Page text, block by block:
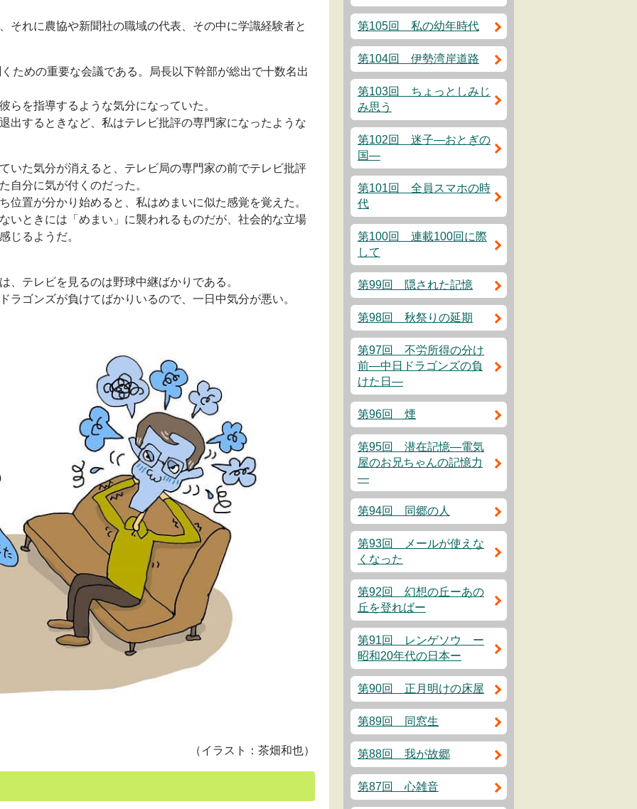
それに農協や新聞社の職域の代表、その中に学識経験者と
ための重要な会議である。局長以下幹部が総出で十数名出
らを指導するような気分になっていた。
出するときなど、私はテレビ批評の専門家になったような
いた気分が消えると、テレビ局の専門家の前でテレビ批評
自分に気が付くのだった。
位置が分かり始めると、私はめまいに似た感覚を覚えた。
いときには「めまい」に襲われるものだが、社会的な立場
じるようだ。
、テレビを見るのは野球中継ばかりである。
ラゴンズが負けてばかりいるので、一日中気分が悪い。
（イラスト：茶畑和也）
第105回 私の幼年時代
第104回 伊勢湾岸道路
第103回 ちょっとしみじ
み思う
第102回 迷子―おとぎの
国―
第101回 全員スマホの時
代
第100回 連載100回に際
して
第99回 隠された記憶
第98回 秋祭りの延期
第97回 不労所得の分け
前―中日ドラゴンズの負
けた日―
第96回 煙
第95回 潜在記憶―電気
屋のお兄ちゃんの記憶力
―
第94回 同郷の人
第93回 メールが使えな
くなった
第92回 幻想の丘ーあの
丘を登ればー
第91回 レンゲソウ ー
昭和20年代の日本ー
第90回 正月明けの床屋
第89回 同窓生
第88回 我が故郷
第87回 心雑音